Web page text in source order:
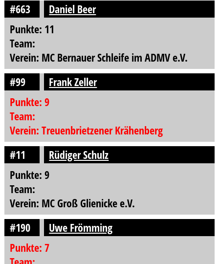
#663
Daniel Beer
Punkte: 11
Team:
Verein: MC Bernauer Schleife im ADMV e.V.
#99
Frank Zeller
Punkte: 9
Team:
Verein: Treuenbrietzener Krähenberg
#11
Rüdiger Schulz
Punkte: 9
Team:
Verein: MC Groß Glienicke e.V.
#190
Uwe Frömming
Punkte: 7